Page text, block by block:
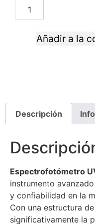
Añadir a la
Descripción
Espectrofotómetro
instrumento
y confiabilidad en la
Con una estructura
significativamente la